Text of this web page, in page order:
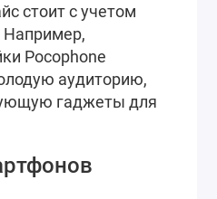
стоит с учетом
Pocophone
аудиторию,
гаджеты для